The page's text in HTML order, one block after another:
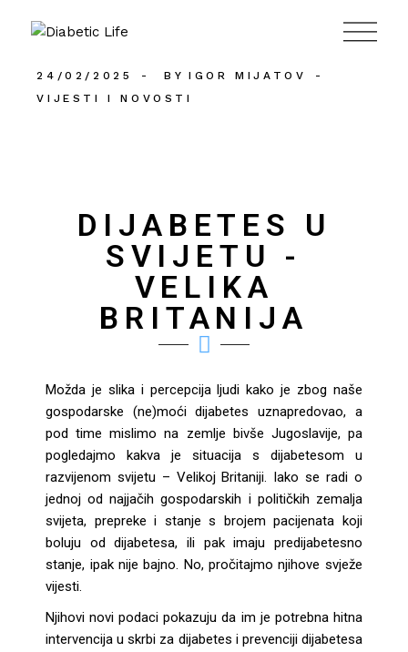
24/02/2025 BY IGOR MIJATOV
VIJESTI I NOVOSTI
DIJABETES U
SVIJETU -
VELIKA
BRITANIJA
Možda je slika i percepcija ljudi kako je zbog naše
gospodarske (ne)moći dijabetes uznapredovao, a
pod time mislimo na zemlje bivše Jugoslavije, pa
pogledajmo kakva je situacija s dijabetesom u
razvijenom svijetu – Velikoj Britaniji. Iako se radi o
jednoj od najjačih gospodarskih i političkih zemalja
svijeta, prepreke i stanje s brojem pacijenata koji
boluju od dijabetesa, ili pak imaju predijabetesno
stanje, ipak nije bajno. No, pročitajmo njihove svježe
vijesti.
Njihovi novi podaci pokazuju da im je potrebna hitna
intervencija u skrbi za dijabetes i prevenciji dijabetesa